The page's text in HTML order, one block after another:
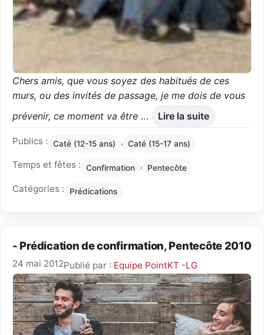
Chers amis, que vous soyez des habitués de ces
murs, ou des invités de passage, je me dois de vous
prévenir, ce moment va être … Lire la suite
Publics : Caté (12-15 ans) , Caté (15-17 ans)
Temps et fêtes : Confirmation , Pentecôte
Catégories : Prédications
- Prédication de confirmation, Pentecôte 2010
24 mai 2012Publié par : Equipe PointKT -LG